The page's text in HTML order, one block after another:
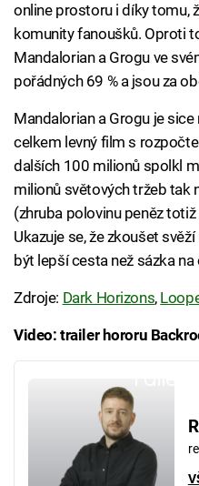
online prostoru i díky tomu,
komunity fanoušků. Oproti
Mandalorian a Grogu ve
pořádných 69 % a jsou za
Mandalorian a Grogu je
celkem levný film s
dalších 100 milionů spolkl
milionů světových tržeb tak
(zhruba polovinu peněz
Ukazuje se, že zkoušet
být lepší cesta než sázka
Zdroje: Dark Horizons,
Video: trailer hororu